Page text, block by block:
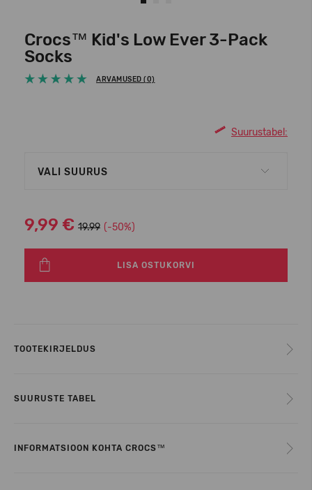
Crocs™ Kid's Low Ever 3-Pack
Socks
ARVAMUSED (0)
Suurustabel:
VALI SUURUS
9,99 € 19.99 (-50%)
LISA OSTUKORVI
TOOTEKIRJELDUS
SUURUSTE TABEL
INFORMATSIOON KOHTA CROCS™